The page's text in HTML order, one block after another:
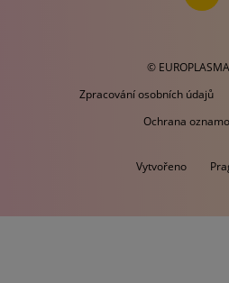
©
Zpracování osobních údajů
Ochrana
Vytvořeno